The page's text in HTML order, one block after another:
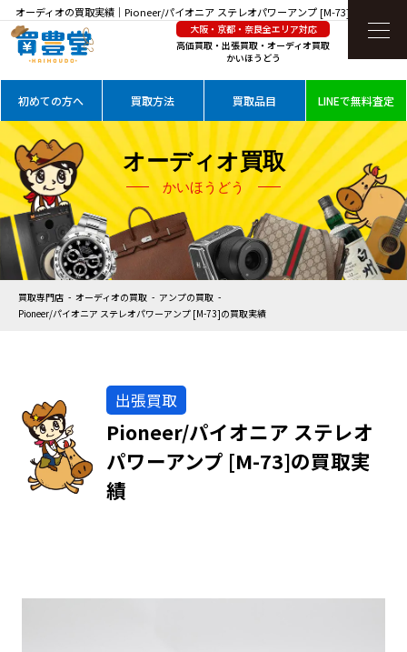
オーディオの買取実績｜Pioneer/パイオニア ステレオパワーアンプ [M-73]を高価買取
大阪・京都・奈良全エリア対応
高価買取・出張買取・オーディオ買取
かいほうどう
初めての方へ 買取方法 買取品目 LINEで無料査定
オーディオ買取
かいほうどう
買取専門店 オーディオの買取
アンプの買取
Pioneer/パイオニア ステレオパワーアンプ [M-73]の買取実績
出張買取
Pioneer/パイオニア ステレオ
パワーアンプ [M-73]の買取実
績